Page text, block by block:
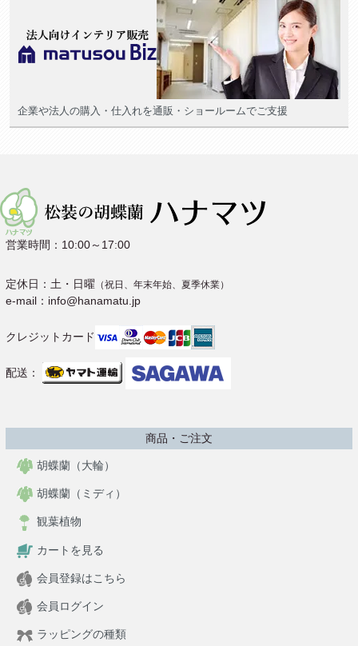
企業や法人の購入・仕入れを通販・ショールームでご支援
営業時間：10:00～17:00
定休日：土・日曜 （祝日、年末年始、夏季休業）
e-mail：info@hanamatu.jp
クレジットカード
配送：
商品・ご注文
胡蝶蘭（大輪）
胡蝶蘭（ミディ）
観葉植物
カートを見る
会員登録はこちら
会員ログイン
ラッピングの種類